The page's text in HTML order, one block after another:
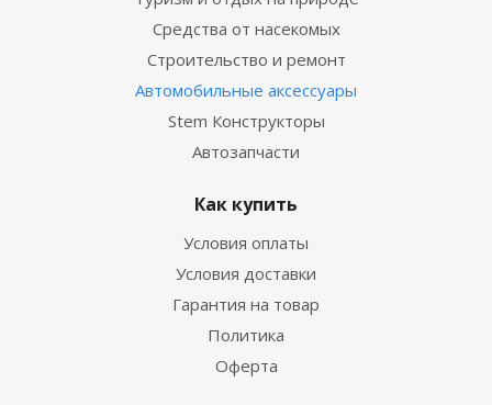
Средства от насекомых
Строительство и ремонт
Автомобильные аксессуары
Stem Конструкторы
Автозапчасти
Как купить
Условия оплаты
Условия доставки
Гарантия на товар
Политика
Оферта